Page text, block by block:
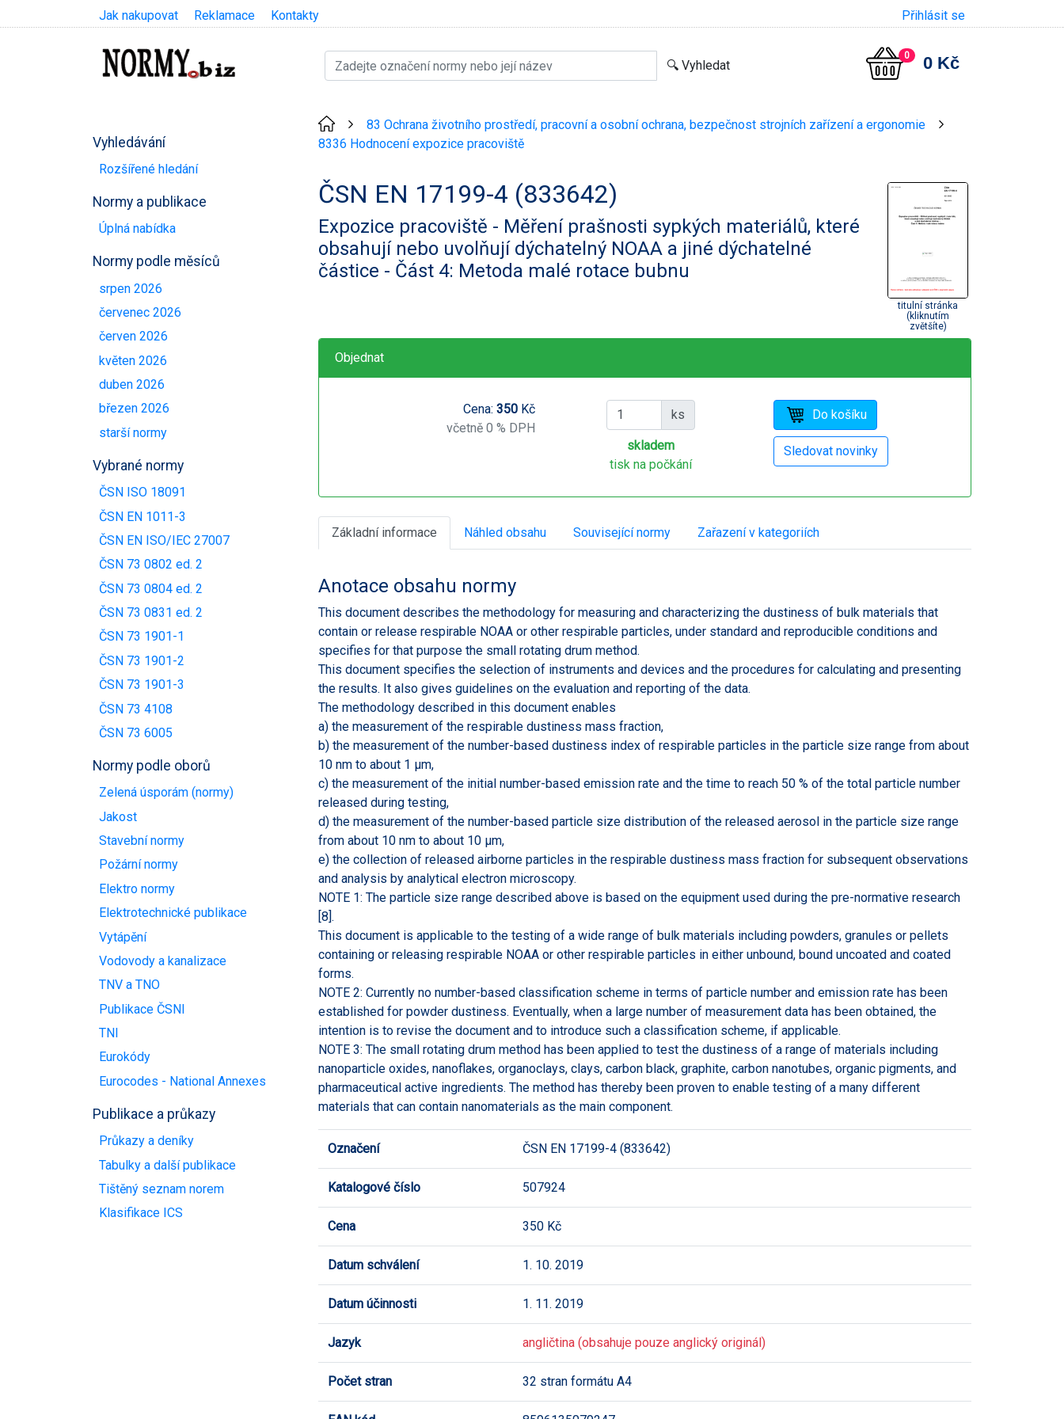
Jak nakupovat Reklamace Kontakty Přihlásit se
0 0 Kč
Vyhledávání
Rozšířené hledání
Normy a publikace
Úplná nabídka
Normy podle měsíců
srpen 2026
červenec 2026
červen 2026
květen 2026
duben 2026
březen 2026
starší normy
Vybrané normy
ČSN ISO 18091
ČSN EN 1011-3
ČSN EN ISO/IEC 27007
ČSN 73 0802 ed. 2
ČSN 73 0804 ed. 2
ČSN 73 0831 ed. 2
ČSN 73 1901-1
ČSN 73 1901-2
ČSN 73 1901-3
ČSN 73 4108
ČSN 73 6005
Normy podle oborů
Zelená úsporám (normy)
Jakost
Stavební normy
Požární normy
Elektro normy
Elektrotechnické publikace
Vytápění
Vodovody a kanalizace
TNV a TNO
Publikace ČSNI
TNI
Eurokódy
Eurocodes - National Annexes
Publikace a průkazy
Průkazy a deníky
Tabulky a další publikace
Tištěný seznam norem
Klasifikace ICS
83 Ochrana životního prostředí, pracovní a osobní ochrana, bezpečnost strojních zařízení a ergonomie
8336 Hodnocení expozice pracoviště
ČSN EN 17199-4 (833642)
Expozice pracoviště - Měření prašnosti sypkých materiálů, které
obsahují nebo uvolňují dýchatelný NOAA a jiné dýchatelné
částice - Část 4: Metoda malé rotace bubnu
titulní stránka
(kliknutím
zvětšíte)
Objednat
Cena: 350Kč
včetně 0 % DPH
ks
skladem
tisk na počkání
Základní informace Náhled obsahu Související normy Zařazení v kategoriích
Anotace obsahu normy
This document describes the methodology for measuring and characterizing the dustiness of bulk materials that
contain or release respirable NOAA or other respirable particles, under standard and reproducible conditions and
specifies for that purpose the small rotating drum method.
This document specifies the selection of instruments and devices and the procedures for calculating and presenting
the results. It also gives guidelines on the evaluation and reporting of the data.
The methodology described in this document enables
a) the measurement of the respirable dustiness mass fraction,
b) the measurement of the number-based dustiness index of respirable particles in the particle size range from about
10 nm to about 1 µm,
c) the measurement of the initial number-based emission rate and the time to reach 50 % of the total particle number
released during testing,
d) the measurement of the number-based particle size distribution of the released aerosol in the particle size range
from about 10 nm to about 10 µm,
e) the collection of released airborne particles in the respirable dustiness mass fraction for subsequent observations
and analysis by analytical electron microscopy.
NOTE 1: The particle size range described above is based on the equipment used during the pre-normative research
[8].
This document is applicable to the testing of a wide range of bulk materials including powders, granules or pellets
containing or releasing respirable NOAA or other respirable particles in either unbound, bound uncoated and coated
forms.
NOTE 2: Currently no number-based classification scheme in terms of particle number and emission rate has been
established for powder dustiness. Eventually, when a large number of measurement data has been obtained, the
intention is to revise the document and to introduce such a classification scheme, if applicable.
NOTE 3: The small rotating drum method has been applied to test the dustiness of a range of materials including
nanoparticle oxides, nanoflakes, organoclays, clays, carbon black, graphite, carbon nanotubes, organic pigments, and
pharmaceutical active ingredients. The method has thereby been proven to enable testing of a many different
materials that can contain nanomaterials as the main component.
Označení ČSN EN 17199-4 (833642)
Katalogové číslo 507924
Cena 350 Kč
Datum schválení 1. 10. 2019
Datum účinnosti 1. 11. 2019
Jazyk angličtina (obsahuje pouze anglický originál)
Počet stran 32 stran formátu A4